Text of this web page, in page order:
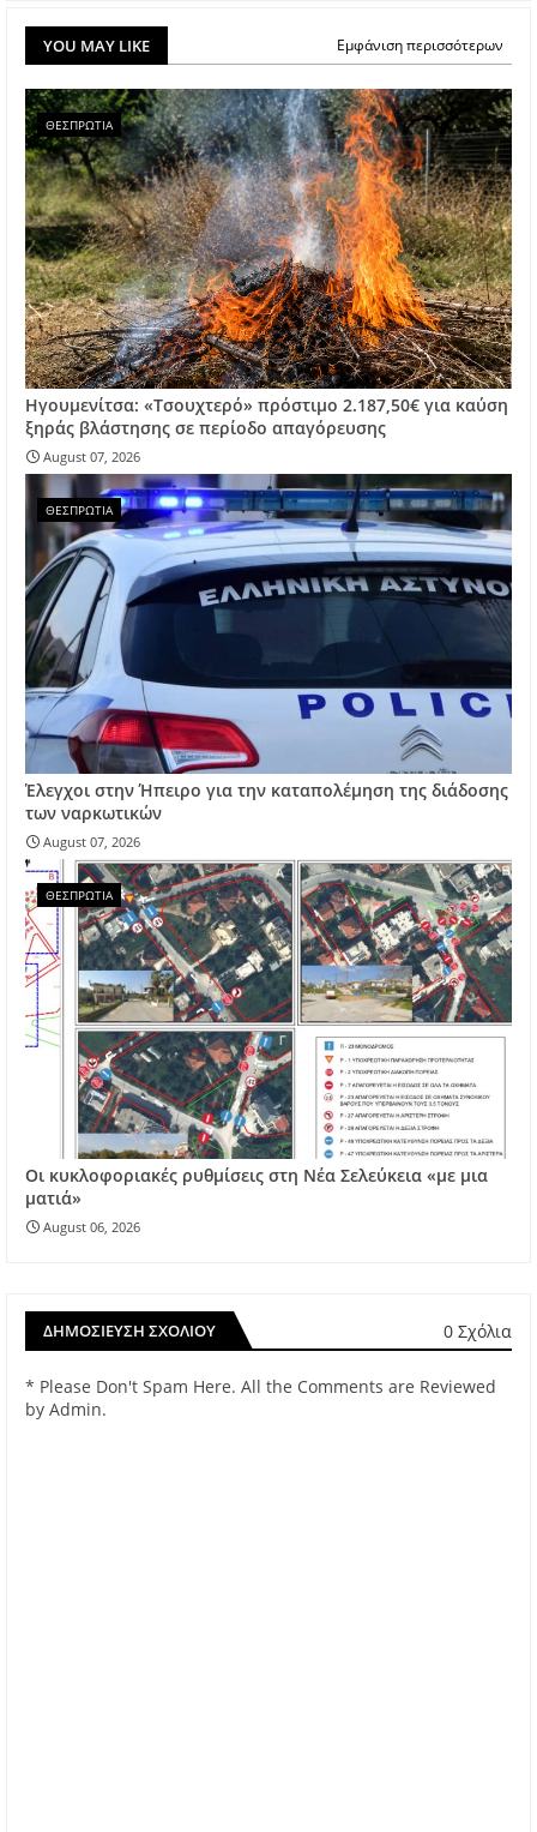
YOU MAY LIKE Εμφάνιση περισσότερων
ΘΕΣΠΡΩΤΙΑ
Ηγουμενίτσα: «Τσουχτερό» πρόστιμο 2.187,50€ για καύση
ξηράς βλάστησης σε περίοδο απαγόρευσης
August 07, 2026
ΘΕΣΠΡΩΤΙΑ
Έλεγχοι στην Ήπειρο για την καταπολέμηση της διάδοσης
των ναρκωτικών
August 07, 2026
ΘΕΣΠΡΩΤΙΑ
Οι κυκλοφοριακές ρυθμίσεις στη Νέα Σελεύκεια «με μια
ματιά»
August 06, 2026
ΔΗΜΟΣΊΕΥΣΗ ΣΧΟΛΊΟΥ 0 Σχόλια
* Please Don't Spam Here. All the Comments are Reviewed
by Admin.